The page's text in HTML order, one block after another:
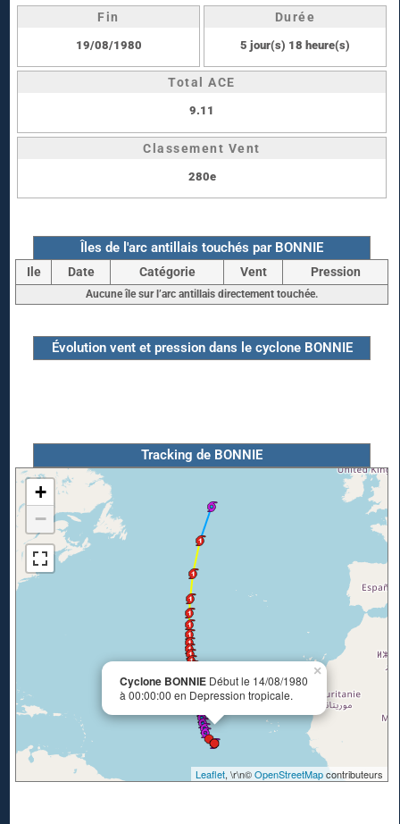
Fin
19/08/1980
Durée
5 jour(s) 18 heure(s)
Total ACE
9.11
Classement Vent
280e
Îles de l'arc antillais touchés par BONNIE
Ile Date Catégorie Vent Pression
Aucune île sur l’arc antillais directement touchée.
Évolution vent et pression dans le cyclone BONNIE
Tracking de BONNIE
Cyclone BONNIE Début le 14/08/1980
à 00:00:00 en Depression tropicale.
×
+
−
Leaflet, \r\n©OpenStreetMapcontributeurs